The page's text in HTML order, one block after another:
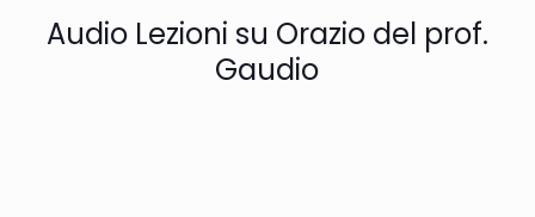
Audio Lezioni su Orazio del prof.
Gaudio